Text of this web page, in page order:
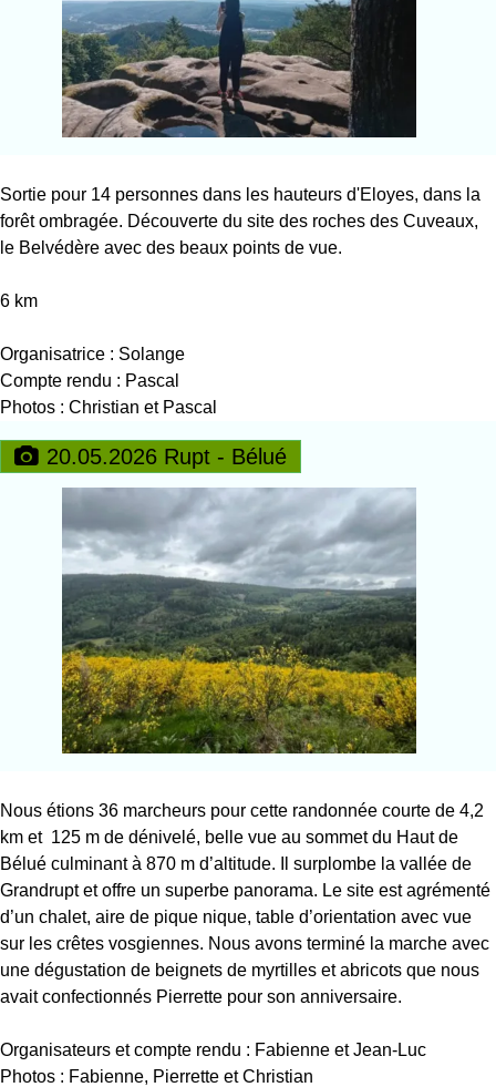
Sortie pour 14 personnes dans les hauteurs d'Eloyes, dans la
forêt ombragée. Découverte du site des roches des Cuveaux,
le Belvédère avec des beaux points de vue.
6 km
Organisatrice : Solange
Compte rendu : Pascal
Photos : Christian et Pascal
20.05.2026 Rupt - Bélué
Nous étions 36 marcheurs pour cette randonnée courte de 4,2
km et 125 m de dénivelé, belle vue au sommet du Haut de
Bélué culminant à 870 m d’altitude. Il surplombe la vallée de
Grandrupt et offre un superbe panorama. Le site est agrémenté
d’un chalet, aire de pique nique, table d’orientation avec vue
sur les crêtes vosgiennes. Nous avons terminé la marche avec
une dégustation de beignets de myrtilles et abricots que nous
avait confectionnés Pierrette pour son anniversaire.
Organisateurs et compte rendu : Fabienne et Jean-Luc
Photos : Fabienne, Pierrette et Christian